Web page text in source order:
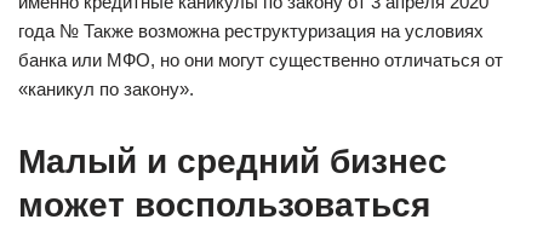
года № Также возможна реструктуризация на условиях
банка или МФО, но они могут существенно отличаться от
«каникул по закону».
Малый и средний бизнес
может воспользоваться